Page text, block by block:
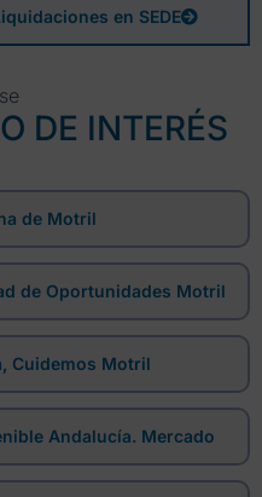
en SEDE
DE INTERÉS
de Motril
de Oportunidades Motril
Cuidemos Motril
Andalucía. Mercado